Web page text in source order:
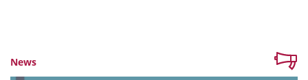
News